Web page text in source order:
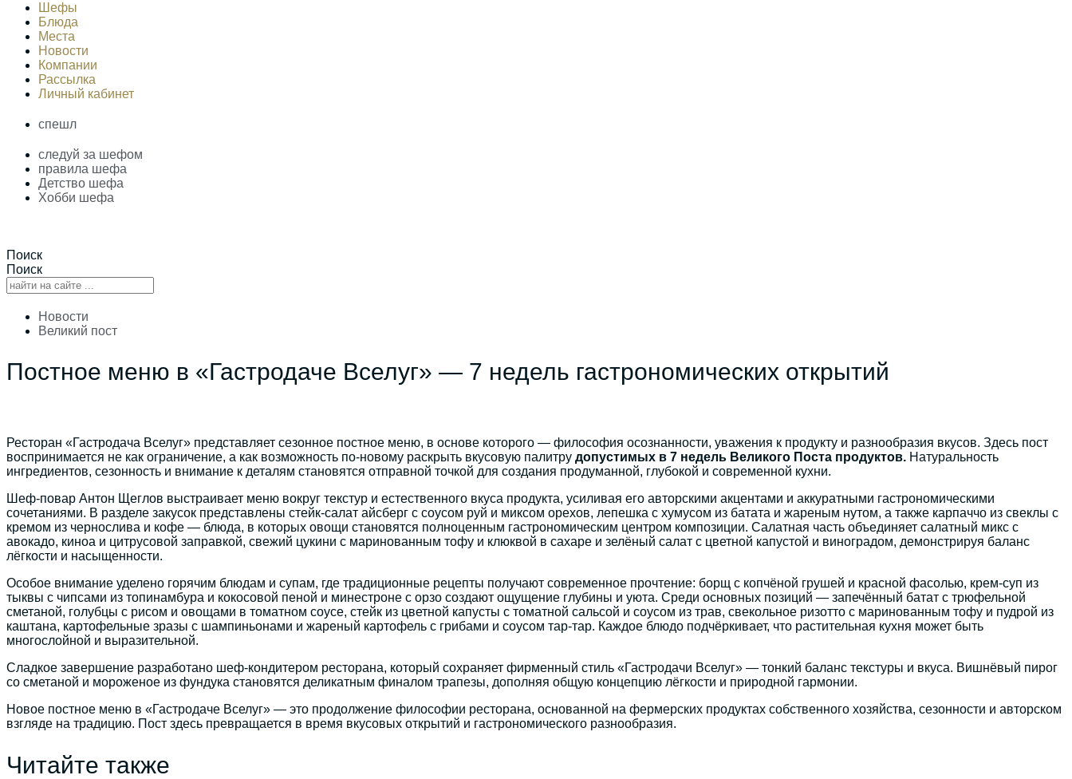
Шефы
Блюда
Места
Новости
Компании
Рассылка
Личный кабинет
спешл
следуй за шефом
правила шефа
Детство шефа
Хобби шефа
Поиск
Поиск
Новости
Великий пост
Постное меню в «Гастродаче Вселуг» — 7 недель гастрономических открытий
Ресторан «Гастродача Вселуг» представляет сезонное постное меню, в основе которого — философия осознанности, уважения к продукту и разнообразия вкусов. Здесь пост
воспринимается не как ограничение, а как возможность по-новому раскрыть вкусовую палитру допустимых в 7 недель Великого Поста продуктов. Натуральность
ингредиентов, сезонность и внимание к деталям становятся отправной точкой для создания продуманной, глубокой и современной кухни.
Шеф-повар Антон Щеглов выстраивает меню вокруг текстур и естественного вкуса продукта, усиливая его авторскими акцентами и аккуратными гастрономическими
сочетаниями. В разделе закусок представлены стейк-салат айсберг с соусом руй и миксом орехов, лепешка с хумусом из батата и жареным нутом, а также карпаччо из свеклы с
кремом из чернослива и кофе — блюда, в которых овощи становятся полноценным гастрономическим центром композиции. Салатная часть объединяет салатный микс с
авокадо, киноа и цитрусовой заправкой, свежий цукини с маринованным тофу и клюквой в сахаре и зелёный салат с цветной капустой и виноградом, демонстрируя баланс
лёгкости и насыщенности.
Особое внимание уделено горячим блюдам и супам, где традиционные рецепты получают современное прочтение: борщ с копчёной грушей и красной фасолью, крем-суп из
тыквы с чипсами из топинамбура и кокосовой пеной и минестроне с орзо создают ощущение глубины и уюта. Среди основных позиций — запечённый батат с трюфельной
сметаной, голубцы с рисом и овощами в томатном соусе, стейк из цветной капусты с томатной сальсой и соусом из трав, свекольное ризотто с маринованным тофу и пудрой из
каштана, картофельные зразы с шампиньонами и жареный картофель с грибами и соусом тар-тар. Каждое блюдо подчёркивает, что растительная кухня может быть
многослойной и выразительной.
Сладкое завершение разработано шеф-кондитером ресторана, который сохраняет фирменный стиль «Гастродачи Вселуг» — тонкий баланс текстуры и вкуса. Вишнёвый пирог
со сметаной и мороженое из фундука становятся деликатным финалом трапезы, дополняя общую концепцию лёгкости и природной гармонии.
Новое постное меню в «Гастродаче Вселуг» — это продолжение философии ресторана, основанной на фермерских продуктах собственного хозяйства, сезонности и авторском
взгляде на традицию. Пост здесь превращается в время вкусовых открытий и гастрономического разнообразия.
Читайте также